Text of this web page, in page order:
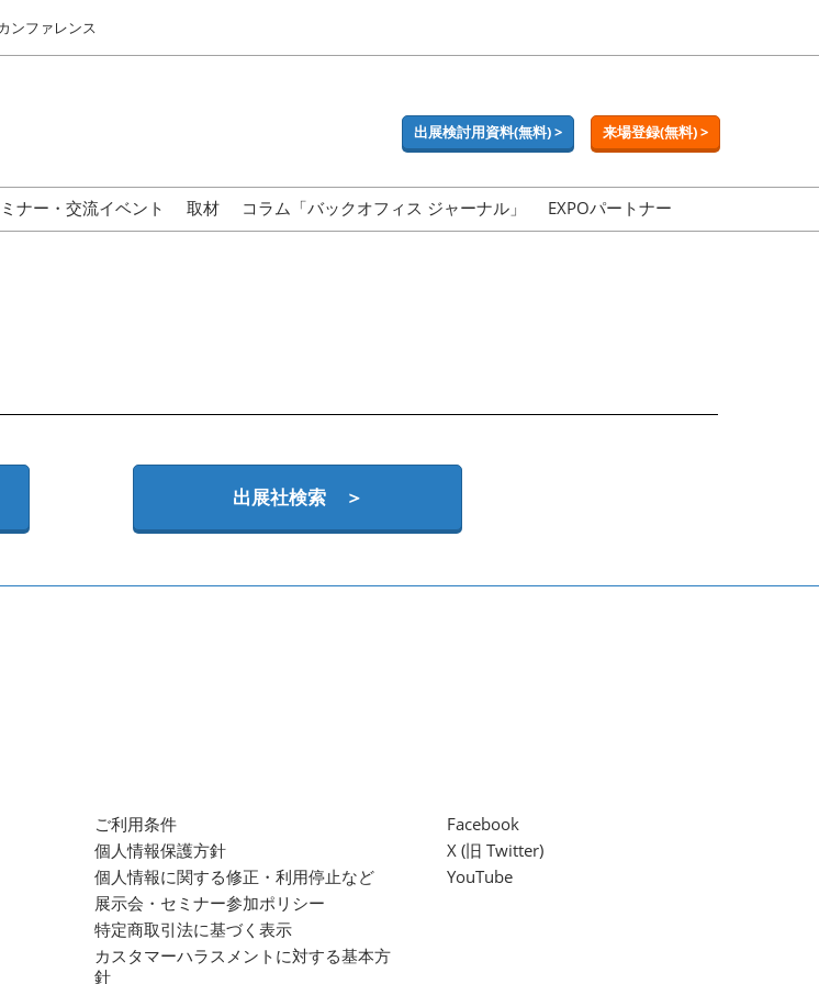
ンファレンス
出展検討用資料(無料) > 来場登録(無料) >
ナー・交流イベント 取材 コラム「バックオフィス ジャーナル」 EXPOパートナー
出展社検索 ＞
ご利用条件
個人情報保護方針
個人情報に関する修正・利用停止など
展示会・セミナー参加ポリシー
特定商取引法に基づく表示
カスタマーハラスメントに対する基本方
針
Facebook
X (旧 Twitter)
YouTube